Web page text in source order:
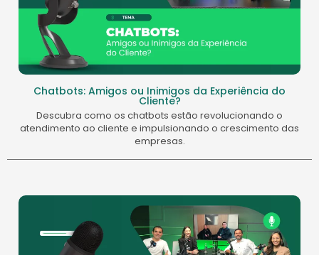
Chatbots: Amigos ou Inimigos da Experiência do
Cliente?
Descubra como os chatbots estão revolucionando o
atendimento ao cliente e impulsionando o crescimento das
empresas.